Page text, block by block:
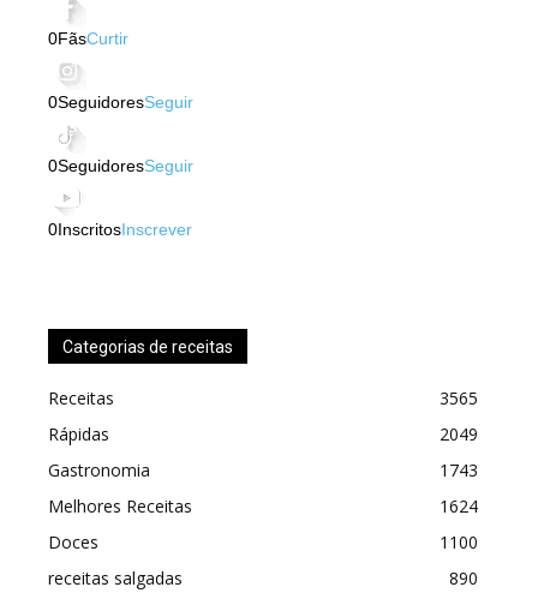
0FãsCurtir
0SeguidoresSeguir
0SeguidoresSeguir
0InscritosInscrever
Categorias de receitas
Receitas
3565
Rápidas
2049
Gastronomia
1743
Melhores Receitas
1624
Doces
1100
receitas salgadas
890